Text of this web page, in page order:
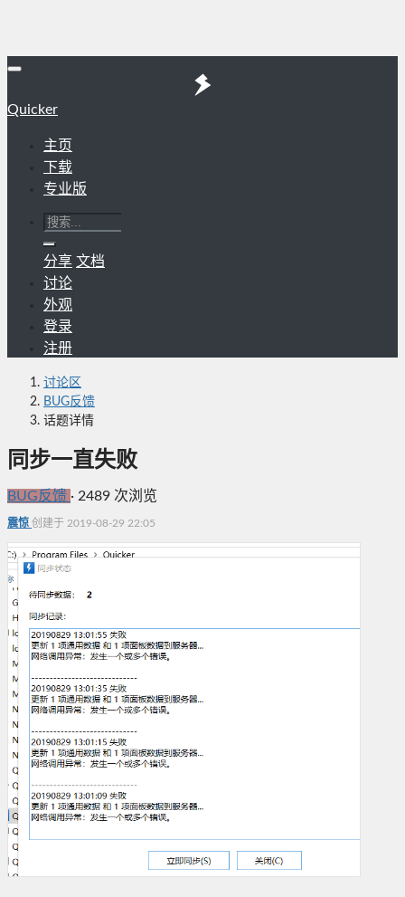
Quicker
主页
下载
专业版
分享 文档
讨论
外观
登录
注册
讨论区
BUG反馈
话题详情
同步一直失败
BUG反馈 · 2489 次浏览
震惊 创建于 2019-08-29 22:05